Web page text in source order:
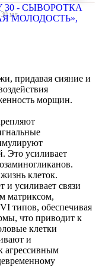
30 мл
придавая сияние и
морщин.
Это усиливает
клеток.
и усиливает связи
матриксом,
типов, обеспечивая
что приводит к
клетки
и
агрессивным